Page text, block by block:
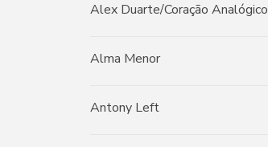
Alex Duarte/Coração Analógico
Alma Menor
Antony Left